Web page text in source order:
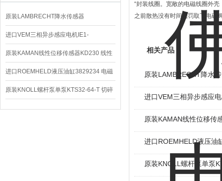
原装LAMBRECHT降水传感器
00.14575.20气象仪
进口VEM三相异步感应电机IE1-
K21R80G4马达
原装KAMAN线性位移传感器KD230 线性
编码器
进口ROEMHELD液压油缸3829234 电磁
阀定位器
原装KNOLL螺杆泵单泵KTS32-64-T 切碎
排屑机
“封装线圈。宽敞的电磁线圈外壳
之前散热没有时间惩罚取下电磁
相关产品
原装LAMBRECHT降水
进口VEM三相异步感应
原装KAMAN线性位移传
进口ROEMHELD液压油
原装KNOLL螺杆泵单泵